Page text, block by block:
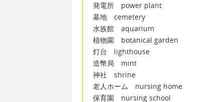
発電所 power plant
墓地 cemetery
水族館 aquarium
植物園 botanical garden
灯台 lighthouse
造幣局 mint
神社 shrine
老人ホーム nursing home
保育園 nursing school